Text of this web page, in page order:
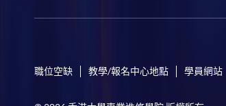
職位空缺 教學/報名中心地點 學員網站